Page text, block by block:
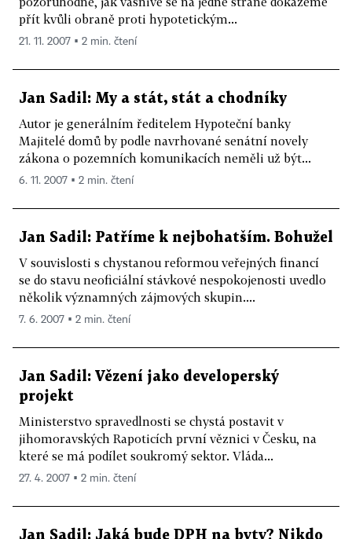
přít kvůli obraně proti hypotetickým...
21. 11. 2007 ▪ 2 min. čtení
Jan Sadil: My a stát, stát a chodníky
Autor je generálním ředitelem Hypoteční banky
Majitelé domů by podle navrhované senátní novely
zákona o pozemních komunikacích neměli už být...
6. 11. 2007 ▪ 2 min. čtení
Jan Sadil: Patříme k nejbohatším. Bohužel
V souvislosti s chystanou reformou veřejných financí
se do stavu neoficiální stávkové nespokojenosti uvedlo
několik významných zájmových skupin....
7. 6. 2007 ▪ 2 min. čtení
Jan Sadil: Vězení jako developerský
projekt
Ministerstvo spravedlnosti se chystá postavit v
jihomoravských Rapoticích první věznici v Česku, na
které se má podílet soukromý sektor. Vláda...
27. 4. 2007 ▪ 2 min. čtení
Jan Sadil: Jaká bude DPH na byty? Nikdo